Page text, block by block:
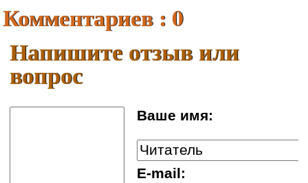
Комментариев : 0
Напишите отзыв или
вопрос
Ваше имя:
E-mail: